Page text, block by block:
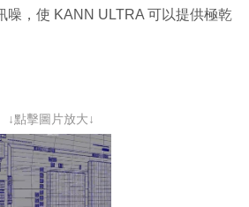
噪，使 KANN ULTRA 可以提供極乾
↓點擊圖片放大↓